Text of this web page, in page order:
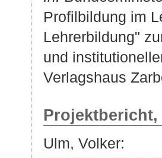
Profilbildung im
Lehrerbildung"
und
Verlagshaus
Ulm, Volker: